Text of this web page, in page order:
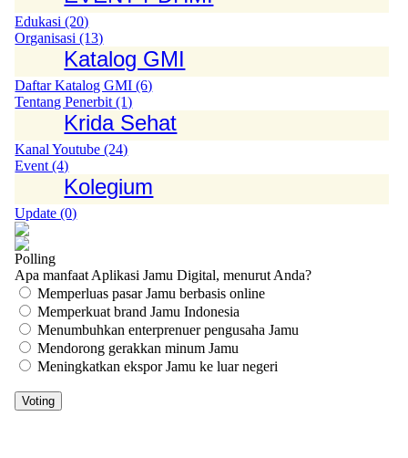
Edukasi (20)
Organisasi (13)
Katalog GMI
Daftar Katalog GMI (6)
Tentang Penerbit (1)
Krida Sehat
Kanal Youtube (24)
Event (4)
Kolegium
Update (0)
Polling
Apa manfaat Aplikasi Jamu Digital, menurut Anda?
Memperluas pasar Jamu berbasis online
Memperkuat brand Jamu Indonesia
Menumbuhkan enterprenuer pengusaha Jamu
Mendorong gerakkan minum Jamu
Meningkatkan ekspor Jamu ke luar negeri